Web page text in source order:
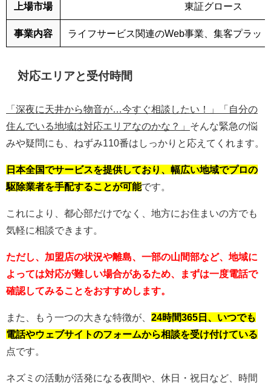
上場市場 東証グロース
事業内容 ライフサービス関連のWeb事業、集客プラッ
対応エリアと受付時間
「深夜に天井から物音が…今すぐ相談したい！」「自分の
住んでいる地域は対応エリアなのかな？」 そんな緊急の悩
みや疑問にも、ねずみ110番はしっかりと応えてくれます。
日本全国でサービスを提供しており、幅広い地域でプロの
駆除業者を手配することが可能です。
これにより、都心部だけでなく、地方にお住まいの方でも
気軽に相談できます。
ただし、加盟店の状況や離島、一部の山間部など、地域に
よっては対応が難しい場合があるため、まずは一度電話で
確認してみることをおすすめします。
また、もう一つの大きな特徴が、 24時間365日、いつでも
電話やウェブサイトのフォームから相談を受け付けている
点です。
ネズミの活動が活発になる夜間や、休日・祝日など、時間